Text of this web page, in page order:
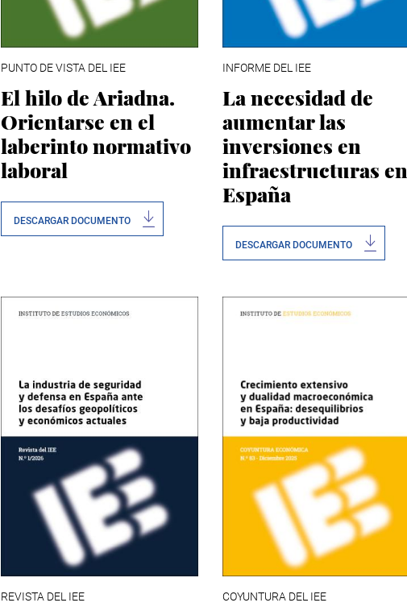
PUNTO DE VISTA DEL IEE
El hilo de Ariadna.
Orientarse en el
laberinto normativo
laboral
DESCARGAR DOCUMENTO
INFORME DEL IEE
La necesidad de
aumentar las
inversiones en
infraestructuras en
España
DESCARGAR DOCUMENTO
REVISTA DEL IEE COYUNTURA DEL IEE